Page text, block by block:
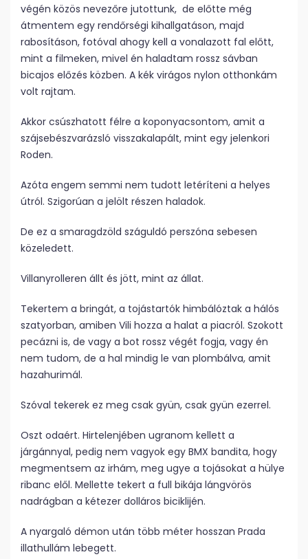
végén közös nevezőre jutottunk, de előtte még
átmentem egy rendőrségi kihallgatáson, majd
rabosításon, fotóval ahogy kell a vonalazott fal előtt,
mint a filmeken, mivel én haladtam rossz sávban
bicajos előzés közben. A kék virágos nylon otthonkám
volt rajtam.
Akkor csúszhatott félre a koponyacsontom, amit a
szájsebészvarázsló visszakalapált, mint egy jelenkori
Roden.
Azóta engem semmi nem tudott letéríteni a helyes
útról. Szigorúan a jelölt részen haladok.
De ez a smaragdzöld száguldó perszóna sebesen
közeledett.
Villanyrolleren állt és jött, mint az állat.
Tekertem a bringát, a tojástartók himbálóztak a hálós
szatyorban, amiben Vili hozza a halat a piacról. Szokott
pecázni is, de vagy a bot rossz végét fogja, vagy én
nem tudom, de a hal mindig le van plombálva, amit
hazahurimál.
Szóval tekerek ez meg csak gyün, csak gyün ezerrel.
Oszt odaért. Hirtelenjében ugranom kellett a
járgánnyal, pedig nem vagyok egy BMX bandita, hogy
megmentsem az irhám, meg ugye a tojásokat a hülye
ribanc elől. Mellette tekert a full bikája lángvörös
nadrágban a kétezer dolláros biciklijén.
A nyargaló démon után több méter hosszan Prada
illathullám lebegett.